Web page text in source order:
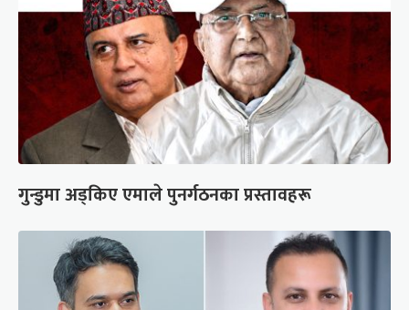
गुन्डुमा अड्किए एमाले पुनर्गठनका प्रस्तावहरू